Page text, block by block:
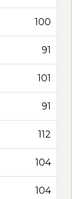
100
91
101
91
112
104
104